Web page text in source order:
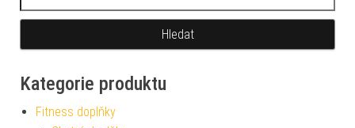
Kategorie produktu
Fitness doplňky